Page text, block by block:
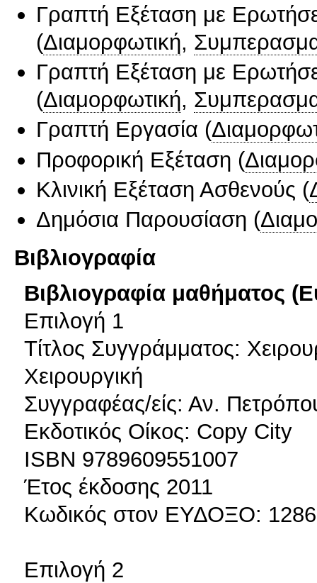
Γραπτή Εξέταση με
(Διαμορφωτική,
Γραπτή Εξέταση με
(Διαμορφωτική,
Γραπτή Εργασία (
Προφορική Εξέταση (
Κλινική Εξέταση Ασθενούς (
Δημόσια Παρουσίαση (
Βιβλιογραφία
Βιβλιογραφία μαθήματος
Επιλογή 1
Τίτλος Συγγράμματος:
Χειρουργική
Συγγραφέας/είς: Αν.
Εκδοτικός Οίκος: Copy City
ISBN 9789609551007
Έτος έκδοσης 2011
Κωδικός στον ΕΥΔΟΞΟ:
Επιλογή 2